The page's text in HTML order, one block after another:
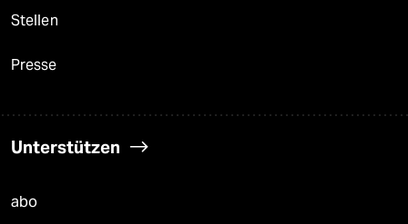
Stellen
Presse
Unterstützen
abo